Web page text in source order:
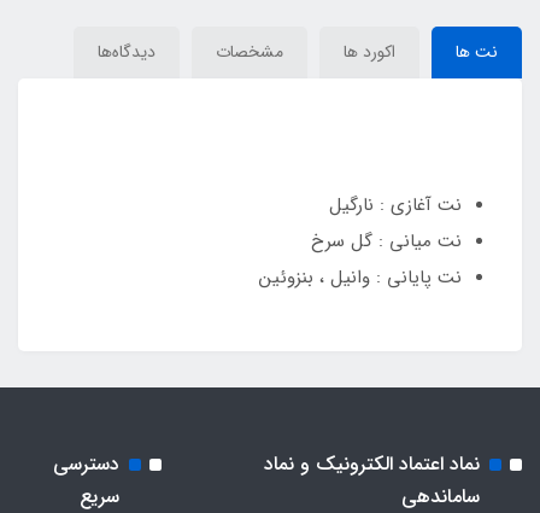
نت ها اکورد ها مشخصات دیدگاه‌ها
نت آغازی : نارگیل
نت میانی : گل سرخ
نت پایانی : وانیل ، بنزوئین
نماد اعتماد الکترونیک و نماد
ساماندهی
دسترسی
سریع